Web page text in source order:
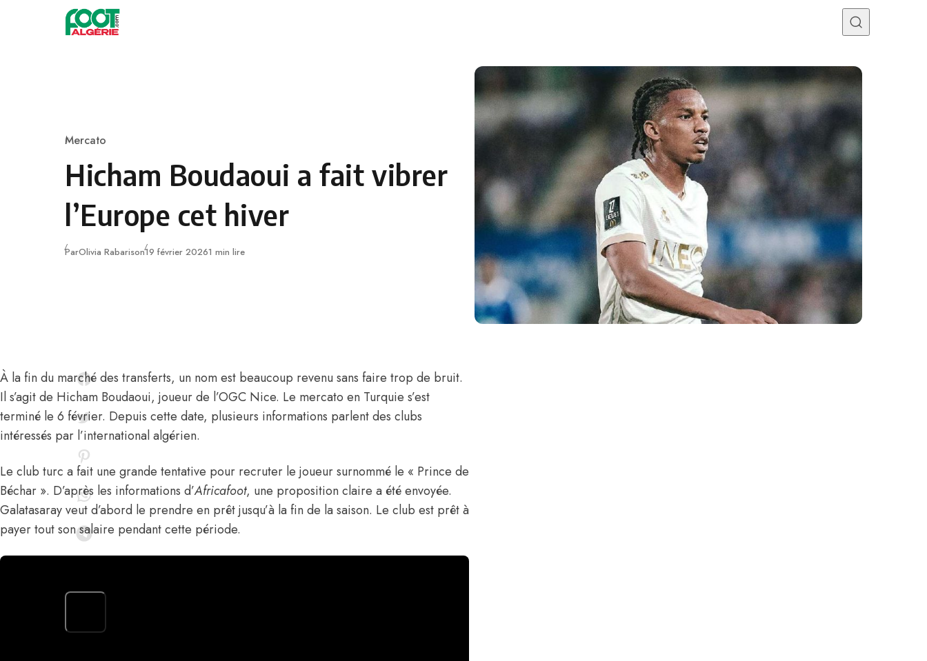
Skip to content
Category
Mercato
Hicham Boudaoui a fait vibrer
l’Europe cet hiver
ParOlivia RabarisonPublié
19 février 20261 min lire
À la fin du marché des transferts, un nom est beaucoup revenu sans faire trop de bruit.
Il s’agit de Hicham Boudaoui, joueur de l’OGC Nice. Le mercato en Turquie s’est
terminé le 6 février. Depuis cette date, plusieurs informations parlent des clubs
intéressés par l’international algérien.
Le club turc a fait une grande tentative pour recruter le joueur surnommé le « Prince de
Béchar ». D’après les informations d’Africafoot, une proposition claire a été envoyée.
Galatasaray veut d’abord le prendre en prêt jusqu’à la fin de la saison. Le club est prêt à
payer tout son salaire pendant cette période.